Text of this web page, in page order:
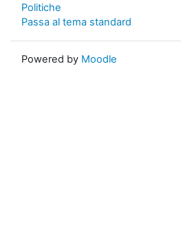
Politiche
Passa al tema standard
Powered by Moodle